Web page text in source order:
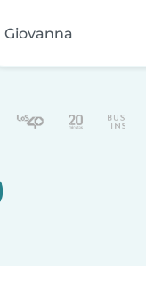
Giovanna